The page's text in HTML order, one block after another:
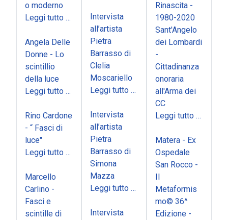
o moderno
Leggi tutto …
Angela Delle
Donne - Lo
scintillio
della luce
Leggi tutto …
Rino Cardone
- “ Fasci di
luce"
Leggi tutto …
Marcello
Carlino -
Fasci e
scintille di
Intervista
all’artista
Pietra
Barrasso di
Clelia
Moscariello
Leggi tutto …
Intervista
all’artista
Pietra
Barrasso di
Simona
Mazza
Leggi tutto …
Intervista
Rinascita -
1980-2020
Sant'Angelo
dei Lombardi
-
Cittadinanza
onoraria
all'Arma dei
CC
Leggi tutto …
Matera - Ex
Ospedale
San Rocco -
Il
Metaformis
mo© 36^
Edizione -